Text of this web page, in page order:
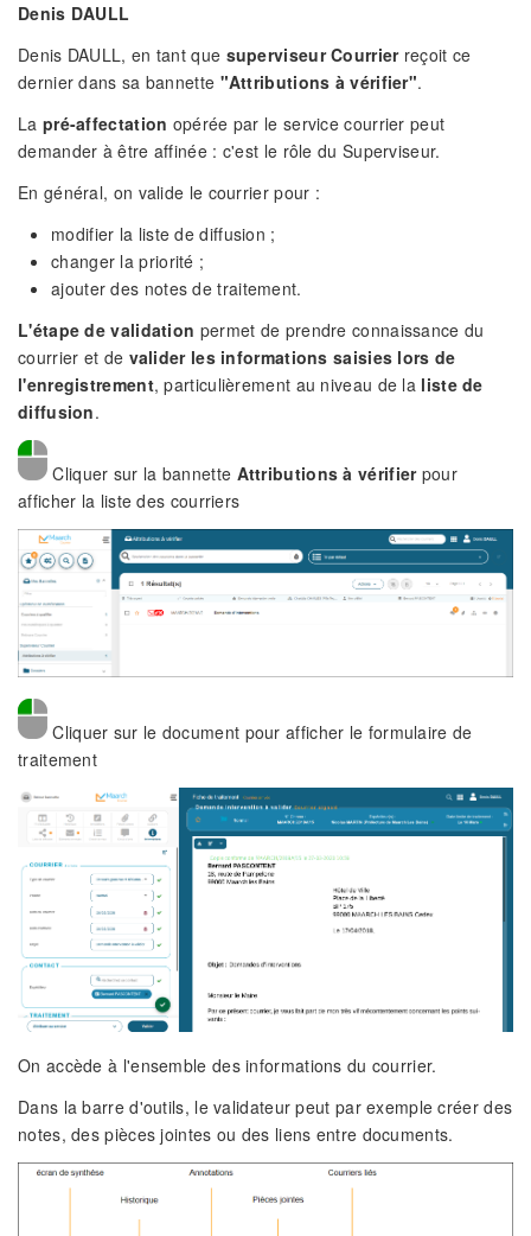
Denis DAULL
Denis DAULL, en tant que superviseur Courrierreçoit ce
dernier dans sa bannette "Attributions à vérifier".
La pré-affectation opérée par le service courrier peut
demander à être affinée : c'est le rôle du Superviseur.
En général, on valide le courrier pour :
modifier la liste de diffusion ;
changer la priorité ;
ajouter des notes de traitement.
L'étape de validation permet de prendre connaissance du
courrier et de valider les informations saisies lors de
l'enregistrement, particulièrement au niveau de la liste de
diffusion.
Cliquer sur la bannette Attributions à vérifierpour
afficher la liste des courriers
Cliquer sur le document pour afficher le formulaire de
traitement
On accède à l'ensemble des informations du courrier.
Dans la barre d'outils, le validateur peut par exemple créer des
notes, des pièces jointes ou des liens entre documents.